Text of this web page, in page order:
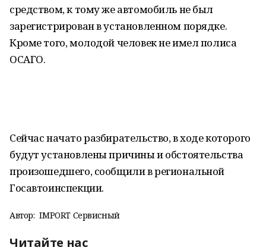
средством, к тому же автомобиль не был
зарегистрирован в установленном порядке.
Кроме того, молодой человек не имел полиса
ОСАГО.
Сейчас начато разбирательство, в ходе которого
будут установлены причины и обстоятельства
произошедшего, сообщили в региональной
Госавтоинспекции.
Автор: IMPORT Сервисный
Читайте нас